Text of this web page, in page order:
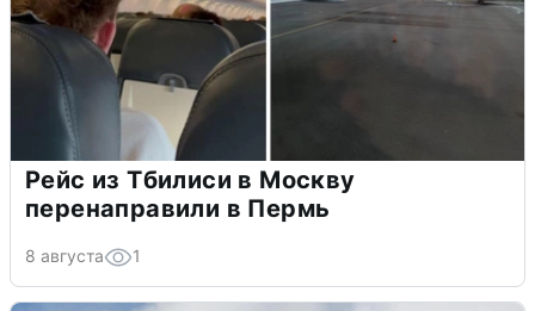
Рейс из Тбилиси в Москву
перенаправили в Пермь
8 августа 1